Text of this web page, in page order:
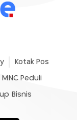
Kotak Pos
MNC Peduli
Bisnis